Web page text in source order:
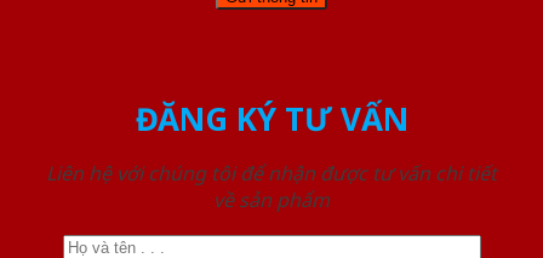
ĐĂNG KÝ TƯ VẤN
Liên hệ với chúng tôi để nhận được tư vấn chi tiết
về sản phẩm